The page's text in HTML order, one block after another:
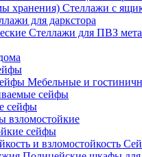
Стеллажи с
для даркстора
Стеллажи для ПВЗ
Мебельные и
сейфы
сейфы
взломостойкие
сейфы